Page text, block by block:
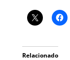
Relacionado